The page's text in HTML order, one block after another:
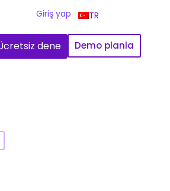
Giriş yap TR
dene Demo planla